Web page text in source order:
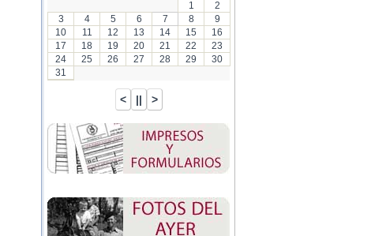
1
2
3
4 5 6 7 8
9
10
11 12 13 14 15
16
17
18 19 20 21 22
23
24
25 26 27 28 29
30
31